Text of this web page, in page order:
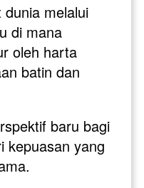
melalui
di mana
oleh harta
batin dan
baru bagi
kepuasan yang